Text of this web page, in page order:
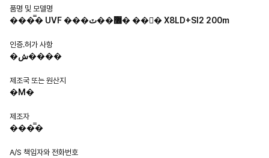
품명 및 모델명
���̿� UVF ���޶��ٽ� ��󼾼� X8LD+SI2 200m
인증.허가 사항
�ش����
제조국 또는 원산지
�Ϻ�
제조자
���̿�
A/S 책임자와 전화번호